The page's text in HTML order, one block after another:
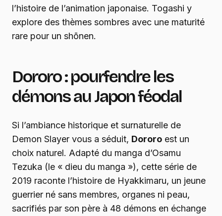
l’histoire de l’animation japonaise. Togashi y
explore des thèmes sombres avec une maturité
rare pour un shōnen.
Dororo : pourfendre les
démons au Japon féodal
Si l’ambiance historique et surnaturelle de
Demon Slayer vous a séduit, Dororo est un
choix naturel. Adapté du manga d’Osamu
Tezuka (le « dieu du manga »), cette série de
2019 raconte l’histoire de Hyakkimaru, un jeune
guerrier né sans membres, organes ni peau,
sacrifiés par son père à 48 démons en échange